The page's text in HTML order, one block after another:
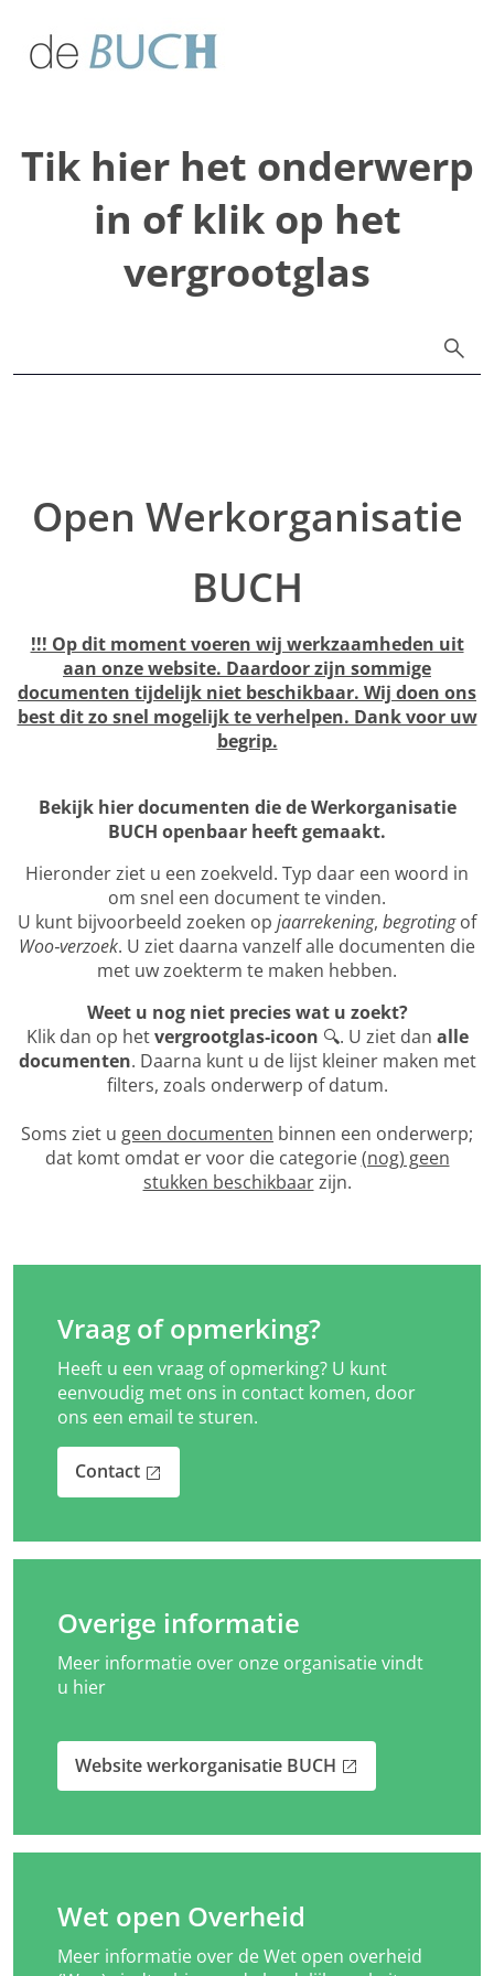
Tik hier het onderwerp
in of klik op het
vergrootglas
search
Open Werkorganisatie
BUCH
!!! Op dit moment voeren wij werkzaamheden uit
aan onze website. Daardoor zijn sommige
documenten tijdelijk niet beschikbaar. Wij doen ons
best dit zo snel mogelijk te verhelpen. Dank voor uw
begrip.
Bekijk hier documenten die de Werkorganisatie
BUCH openbaar heeft gemaakt.
Hieronder ziet u een zoekveld. Typ daar een woord in
om snel een document te vinden.
U kunt bijvoorbeeld zoeken op jaarrekening, begrotingof
Woo‑verzoek. U ziet daarna vanzelf alle documenten die
met uw zoekterm te maken hebben.
Weet u nog niet precies wat u zoekt?
Klik dan op hetvergrootglas‑icoon 🔍. U ziet dan alle
documenten. Daarna kunt u de lijst kleiner maken met
filters, zoals onderwerp of datum.
Soms ziet u geen documenten binnen een onderwerp;
dat komt omdat er voor die categorie(nog) geen
stukken beschikbaarzijn.
Vraag of opmerking?
Heeft u een vraag of opmerking? U kunt
eenvoudig met ons in contact komen, door
ons een email te sturen.
Contact open_in_new
Overige informatie
Meer informatie over onze organisatie vindt
u hier
Website werkorganisatie BUCH open_in_new
Wet open Overheid
Meer informatie over de Wet open overheid